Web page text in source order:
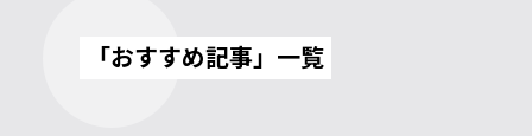
「おすすめ記事」一覧